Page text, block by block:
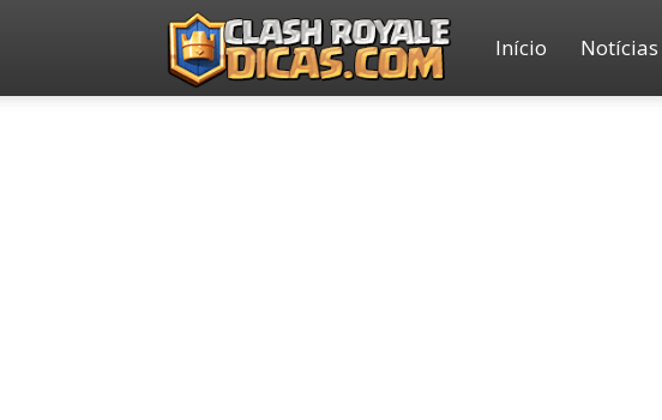
Clash
Início Notícias